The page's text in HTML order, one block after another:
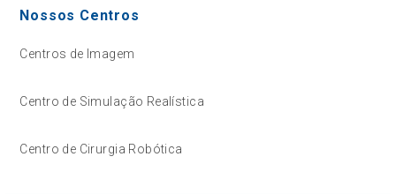
Nossos Centros
Centros de Imagem
Centro de Simulação Realística
Centro de Cirurgia Robótica